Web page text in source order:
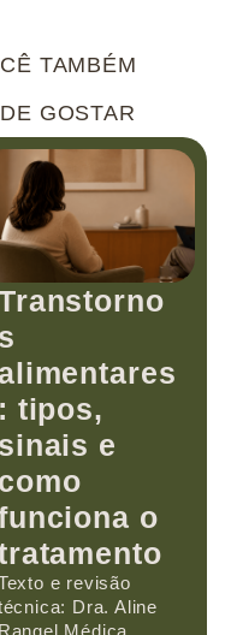
TAMBÉM
GOSTAR
s
: tipos,
sinais e
como
o
e revisão
Dra. Aline
Rangel Médica